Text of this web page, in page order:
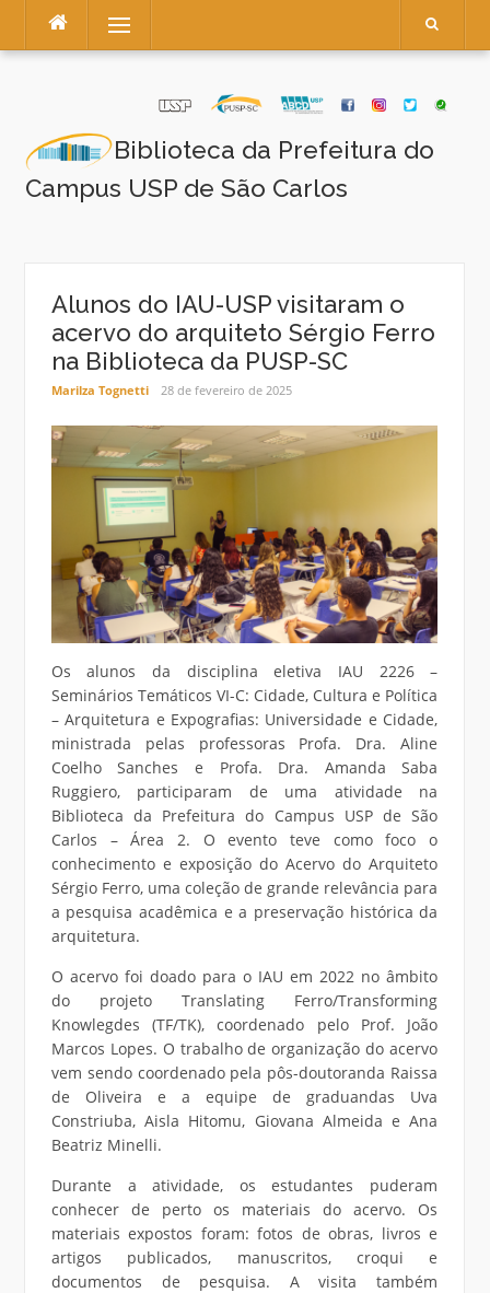
o
Menu
Biblioteca da Prefeitura do
Campus USP de São Carlos
Alunos do IAU-USP visitaram o
acervo do arquiteto Sérgio Ferro
na Biblioteca da PUSP-SC
Marilza Tognetti 28 de fevereiro de 2025
Os alunos da disciplina eletiva IAU 2226 –
Seminários Temáticos VI-C: Cidade, Cultura e Política
– Arquitetura e Expografias: Universidade e Cidade,
ministrada pelas professoras Profa. Dra. Aline
Coelho Sanches e Profa. Dra. Amanda Saba
Ruggiero, participaram de uma atividade na
Biblioteca da Prefeitura do Campus USP de São
Carlos – Área 2. O evento teve como foco o
conhecimento e exposição do Acervo do Arquiteto
Sérgio Ferro, uma coleção de grande relevância para
a pesquisa acadêmica e a preservação histórica da
arquitetura.
O acervo foi doado para o IAU em 2022 no âmbito
do projeto Translating Ferro/Transforming
Knowlegdes (TF/TK), coordenado pelo Prof. João
Marcos Lopes. O trabalho de organização do acervo
vem sendo coordenado pela pôs-doutoranda Raissa
de Oliveira e a equipe de graduandas Uva
Constriuba, Aisla Hitomu, Giovana Almeida e Ana
Beatriz Minelli.
Durante a atividade, os estudantes puderam
conhecer de perto os materiais do acervo. Os
materiais expostos foram: fotos de obras, livros e
artigos publicados, manuscritos, croqui e
documentos de pesquisa. A visita também